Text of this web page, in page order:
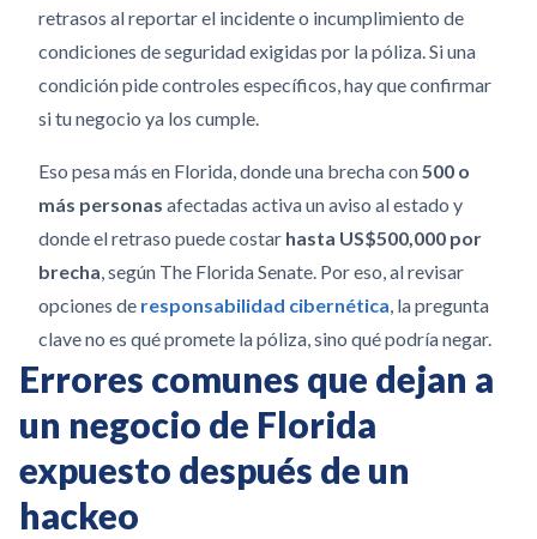
retrasos al reportar el incidente o incumplimiento de
condiciones de seguridad exigidas por la póliza. Si una
condición pide controles específicos, hay que confirmar
si tu negocio ya los cumple.
Eso pesa más en Florida, donde una brecha con500 o
más personas afectadas activa un aviso al estado y
donde el retraso puede costar hasta US$500,000 por
brecha, según The Florida Senate. Por eso, al revisar
opciones de responsabilidad cibernética, la pregunta
clave no es qué promete la póliza, sino qué podría negar.
Errores comunes que dejan a
un negocio de Florida
expuesto después de un
hackeo